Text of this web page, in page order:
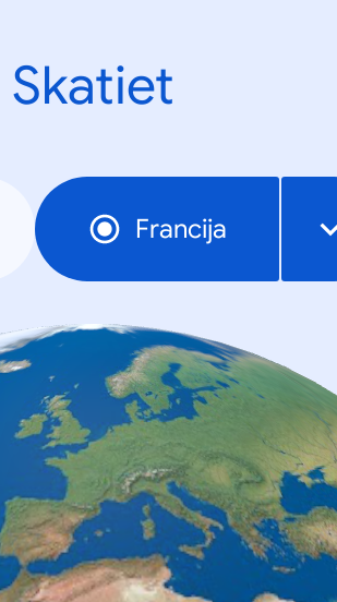
Skatiet
Francija